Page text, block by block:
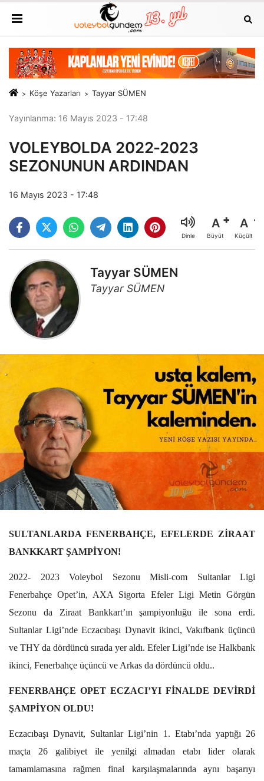
Köşe Yazarları Tayyar SÜMEN
Yayınlanma: 16 Mayıs 2023 - 17:48
VOLEYBOLDA 2022-2023
SEZONUNUN ARDINDAN
16 Mayıs 2023 - 17:48
Dinle
A
Büyüt
A
Küçült
Tayyar SÜMEN
Tayyar SÜMEN
SULTANLARDA FENERBAHÇE, EFELERDE ZİRAAT
BANKKART ŞAMPİYON!
2022- 2023 Voleybol Sezonu Misli-com Sultanlar Ligi
Fenerbahçe Opet’in, AXA Sigorta Efeler Ligi Metin Görgün
Sezonu da Ziraat Bankkart’ın şampiyonluğu ile sona erdi.
Sultanlar Ligi’nde Eczacıbaşı Dynavit ikinci, Vakıfbank üçüncü
ve THY da dördüncü sırada yer aldı. Efeler Ligi’nde ise Halkbank
ikinci, Fenerbahçe üçüncü ve Arkas da dördüncü oldu..
FENERBAHÇE OPET ECZACI’YI FİNALDE DEVİRDİ
ŞAMPİYON OLDU!
Eczacıbaşı Dynavit, Sultanlar Ligi’nin 1. Etabı’nda yaptığı 26
maçta 26 galibiyet ile yenilgi almadan etabı lider olarak
tamamlamasına rağmen final karşılaşmalarında aynı başarıyı